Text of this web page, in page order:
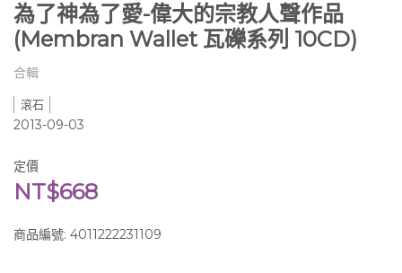
為了神為了愛-偉大的宗教人聲作品
(Membran Wallet 瓦礫系列 10CD)
合輯
滾石
2013-09-03
定價
NT$668
商品編號: 4011222231109